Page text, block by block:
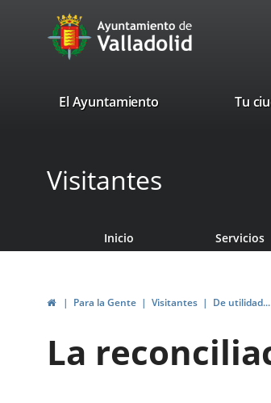
Portal
Web
Ayuntamiento
Valladolid
valladolid.es
El Ayuntamiento Tu
Visitantes
Inicio Servicios
InicioPara la Gente Visitantes De utilidad...
La